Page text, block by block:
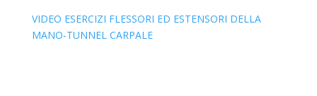
VIDEO ESERCIZI FLESSORI ED ESTENSORI DELLA
MANO-TUNNEL CARPALE